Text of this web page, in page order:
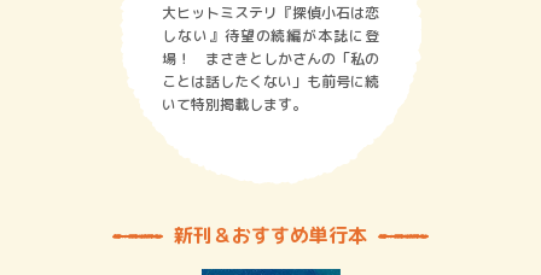
大ヒットミステリ『探偵小石は恋
しない』待望の続編が本誌に登
場！ まさきとしかさんの「私の
ことは話したくない」も前号に続
いて特別掲載します。
新刊＆おすすめ単行本